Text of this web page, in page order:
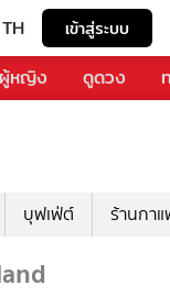
TH เข้าสู่ระบบ
ผู้หญิง ดูดวง
บุฟเฟ่ต์ ร้านกา